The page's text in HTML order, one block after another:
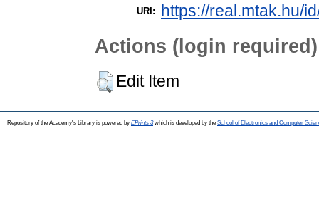
URI: https://real.mtak.hu/
Actions (login required)
Edit Item
Repository of the Academy's Library is powered by EPrints 3which is developed by the School of Electronics and Computer